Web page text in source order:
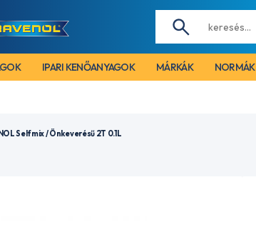
IPARI KENŐANYAGOK MÁRKÁK NORMÁK
Selfmix / Önkeverésű 2T 0.1L